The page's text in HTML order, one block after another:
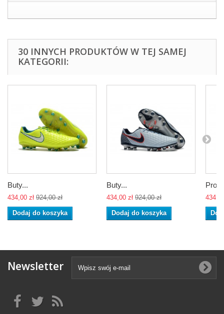
30 INNYCH PRODUKTÓW W TEJ SAMEJ
KATEGORII:
Buty...
434,00 zł 924,00 zł
Dodaj do koszyka
Buty...
434,00 zł 924,00 zł
Dodaj do koszyka
Newsletter